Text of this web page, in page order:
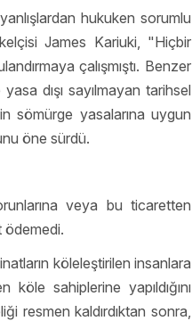
hukuken sorumlu
James Kariuki, "Hiçbir
çalışmıştı. Benzer
dışı sayılmayan tarihsel
sömürge yasalarına uygun
öne sürdü.
veya bu ticaretten
ödemedi.
köleleştirilen insanlara
sahiplerine yapıldığını
resmen kaldırdıktan sonra,